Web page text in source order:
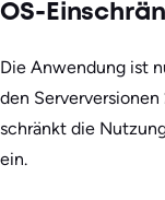
OS-
Die Anwendung ist
den
schränkt die
ein.